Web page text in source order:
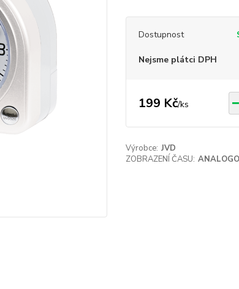
Dostupnost
Nejsme plátci DPH
199 Kč/ks
Výrobce: JVD
ZOBRAZENÍ ČASU: